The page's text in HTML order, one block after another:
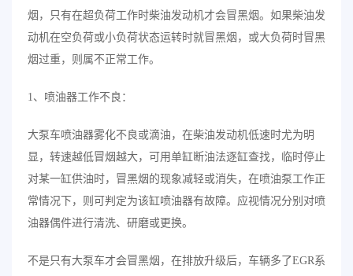
烟，只有在超负荷工作时柴油发动机才会冒黑烟。如果柴油发
动机在空负荷或小负荷状态运转时就冒黑烟，或大负荷时冒黑
烟过重，则属不正常工作。
1、喷油器工作不良：
大泵车喷油器雾化不良或滴油，在柴油发动机低速时尤为明
显，转速越低冒烟越大，可用单缸断油法逐缸查找，临时停止
对某一缸供油时，冒黑烟的现象减轻或消失，在喷油泵工作正
常情况下，则可判定为该缸喷油器有故障。应视情况分别对喷
油器偶件进行清洗、研磨或更换。
不是只有大泵车才会冒黑烟，在排放升级后，车辆多了EGR系